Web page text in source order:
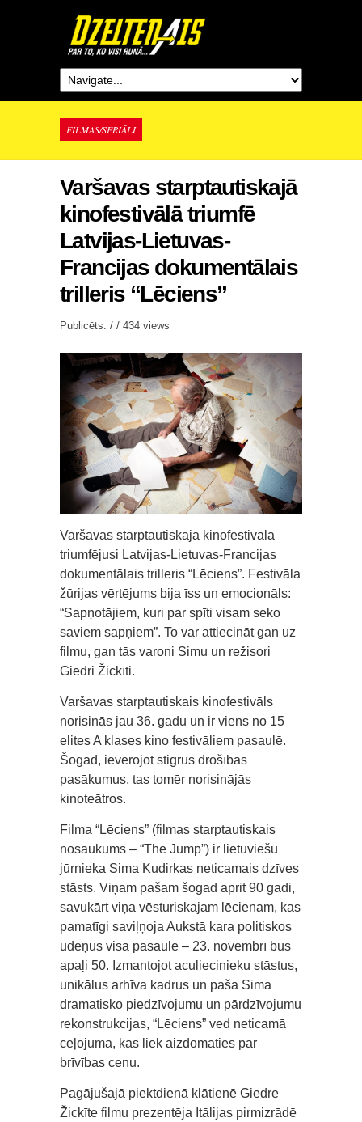
FILMAS/SERIĀLI
Varšavas starptautiskajā
kinofestivālā triumfē
Latvijas-Lietuvas-
Francijas dokumentālais
trilleris “Lēciens”
Publicēts: / / 434 views
Varšavas starptautiskajā kinofestivālā
triumfējusi Latvijas-Lietuvas-Francijas
dokumentālais trilleris “Lēciens”. Festivāla
žūrijas vērtējums bija īss un emocionāls:
“Sapņotājiem, kuri par spīti visam seko
saviem sapņiem”. To var attiecināt gan uz
filmu, gan tās varoni Simu un režisori
Giedri Žickīti.
Varšavas starptautiskais kinofestivāls
norisinās jau 36. gadu un ir viens no 15
elites A klases kino festivāliem pasaulē.
Šogad, ievērojot stigrus drošības
pasākumus, tas tomēr norisinājās
kinoteātros.
Filma “Lēciens” (filmas starptautiskais
nosaukums – “The Jump”) ir lietuviešu
jūrnieka Sima Kudirkas neticamais dzīves
stāsts. Viņam pašam šogad aprit 90 gadi,
savukārt viņa vēsturiskajam lēcienam, kas
pamatīgi saviļņoja Aukstā kara politiskos
ūdeņus visā pasaulē – 23. novembrī būs
apaļi 50. Izmantojot aculiecinieku stāstus,
unikālus arhīva kadrus un paša Sima
dramatisko piedzīvojumu un pārdzīvojumu
rekonstrukcijas, “Lēciens” ved neticamā
ceļojumā, kas liek aizdomāties par
brīvības cenu.
Pagājušajā piektdienā klātienē Giedre
Žickīte filmu prezentēja Itālijas pirmizrādē